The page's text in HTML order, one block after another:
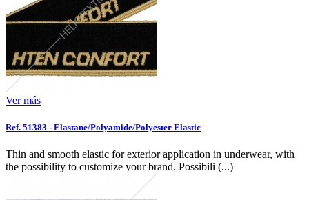
Ver más
Ref. 51383 - Elastane/Polyamide/Polyester Elastic
Thin and smooth elastic for exterior application in underwear, with
the possibility to customize your brand. Possibili (...)